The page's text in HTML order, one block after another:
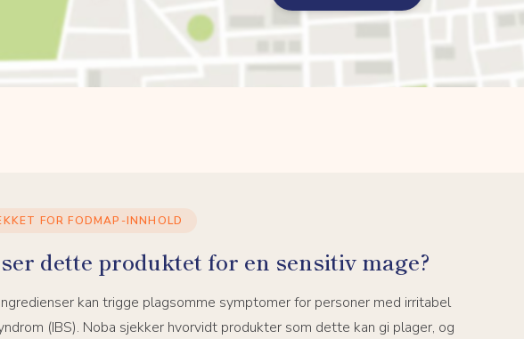
FOR FODMAP-INNHOLD
dette produktet for en sensitiv mage?
kan trigge plagsomme symptomer for personer med irritabel
(IBS). Noba sjekker hvorvidt produkter som dette kan gi plager, og